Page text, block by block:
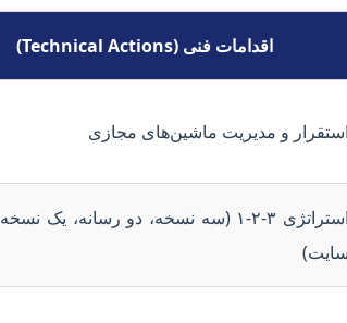
اقدامات فنی (Technical Actions)
استقرار و مدیریت ماشین‌های مجازی
استراتژی ۳-۲-۱ (سه نسخه، دو رسانه، یک
سایت)